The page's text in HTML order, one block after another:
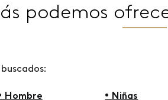
podemos
Hombre
• Niñas